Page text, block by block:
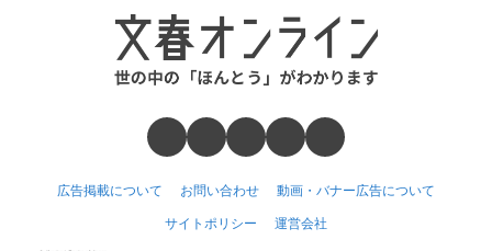
広告掲載について お問い合わせ 動画・バナー広告について
サイトポリシー 運営会社